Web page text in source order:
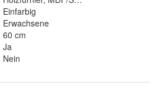
Einfarbig
Erwachsene
60 cm
Ja
Nein